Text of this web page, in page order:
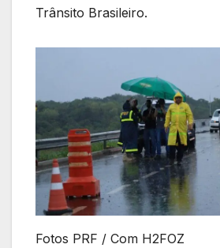
Trânsito Brasileiro.
Fotos PRF / Com H2FOZ